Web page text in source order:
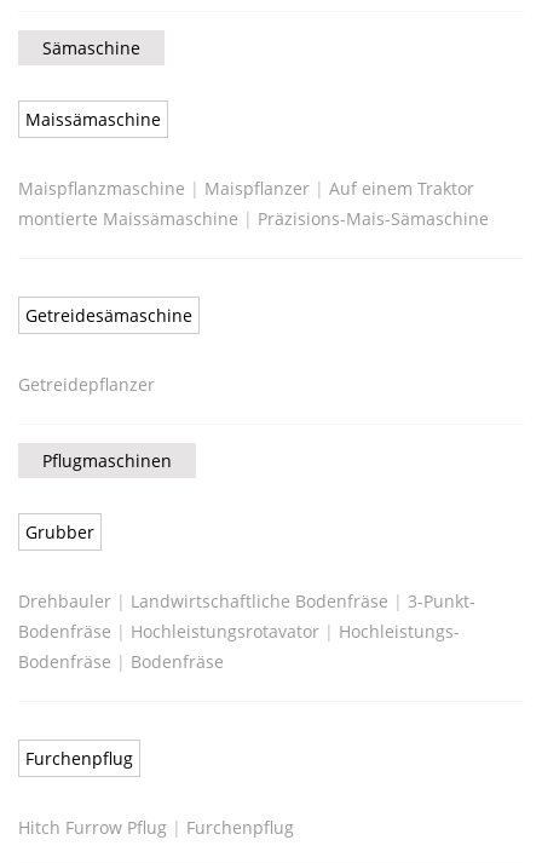
Sämaschine
Maissämaschine
Maispflanzmaschine | Maispflanzer | Auf einem Traktor
montierte Maissämaschine | Präzisions-Mais-Sämaschine
Getreidesämaschine
Getreidepflanzer
Pflugmaschinen
Grubber
Drehbauler | Landwirtschaftliche Bodenfräse | 3-Punkt-
Bodenfräse | Hochleistungsrotavator | Hochleistungs-
Bodenfräse | Bodenfräse
Furchenpflug
Hitch Furrow Pflug | Furchenpflug